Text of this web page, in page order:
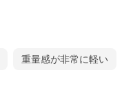
重量感が非常に軽い